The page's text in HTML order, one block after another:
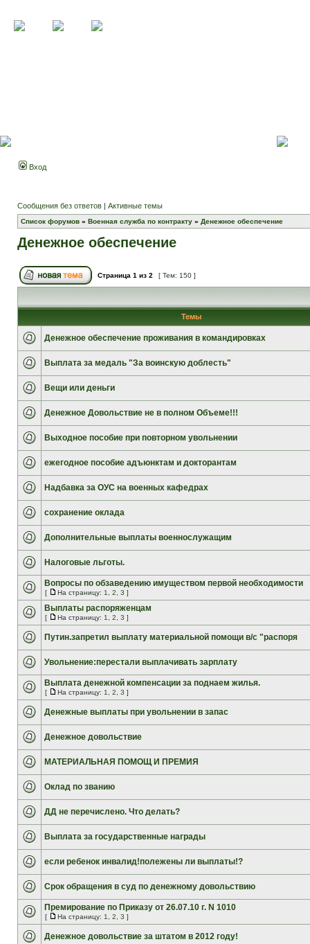
Вход
Сообщения без ответов | Активные темы
Список форумов » Военная служба по контракту » Денежное обеспечение
Денежное обеспечение
Страница 1 из 2 [ Тем: 150 ]
Темы
Денежное обеспечение проживания в командировках
Выплата за медаль "За воинскую доблесть"
Вещи или деньги
Денежное Довольствие не в полном Объеме!!!
Выходное пособие при повторном увольнении
ежегодное пособие адъюнктам и докторантам
Надбавка за ОУС на военных кафедрах
сохранение оклада
Дополнительные выплаты военнослужащим
Налоговые льготы.
Вопросы по обзаведению имуществом первой необходимости
[ На страницу: 1 2 3 ]
Выплаты распоряженцам
[ На страницу: 1 2 3 ]
Путин.запретил выплату материальной помощи в/с "распоря
Увольнение:перестали выплачивать зарплату
Выплата денежной компенсации за поднаем жилья.
[ На страницу: 1 2 3 ]
Денежные выплаты при увольнении в запас
Денежное довольствие
МАТЕРИАЛЬНАЯ ПОМОЩ И ПРЕМИЯ
Оклад по званию
ДД не перечислено. Что делать?
Выплата за государственные награды
если ребенок инвалид!полежены ли выплаты!?
Срок обращения в суд по денежному довольствию
Премирование по Приказу от 26.07.10 г. N 1010
[ На страницу: 1 2 3 ]
Денежное довольствие за штатом в 2012 году!